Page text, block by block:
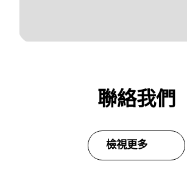
聯絡我們
檢視更多